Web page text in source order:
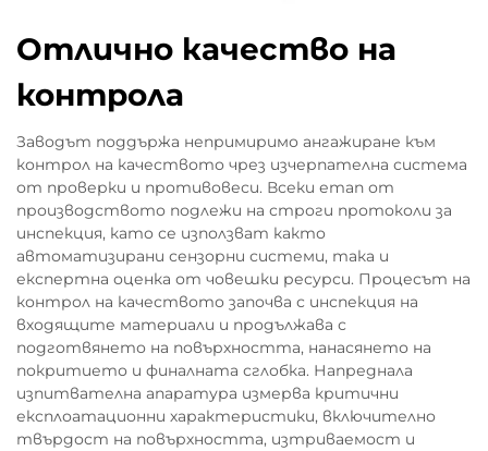
Отлично качество на
контрола
Заводът поддържа непримиримо ангажиране към
контрол на качеството чрез изчерпателна система
от проверки и противовеси. Всеки етап от
производството подлежи на строги протоколи за
инспекция, като се използват както
автоматизирани сензорни системи, така и
експертна оценка от човешки ресурси. Процесът на
контрол на качеството започва с инспекция на
входящите материали и продължава с
подготвянето на повърхността, нанасянето на
покритието и финалната сглобка. Напреднала
изпитвателна апаратура измерва критични
експлоатационни характеристики, включително
твърдост на повърхността, изтриваемост и